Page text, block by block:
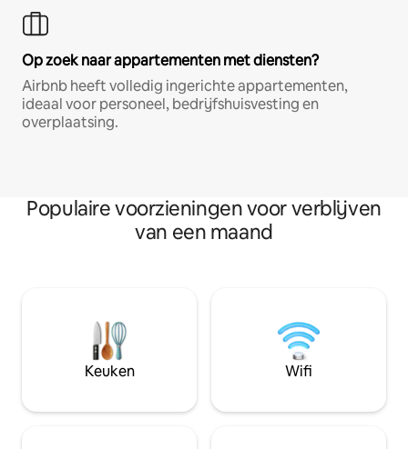
Op zoek naar appartementen met diensten?
Airbnb heeft volledig ingerichte appartementen,
ideaal voor personeel, bedrijfshuisvesting en
overplaatsing.
Populaire voorzieningen voor verblijven
van een maand
Keuken Wifi